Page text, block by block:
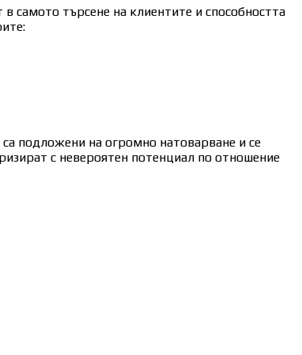
самото търсене на клиентите и способността
подложени на огромно натоварване и се
с невероятен потенциал по отношение